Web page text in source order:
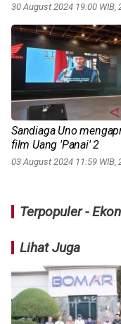
30 August 2024 19:00 WIB,
Sandiaga Uno
film Uang 'Panai' 2
03 August 2024 11:59 WIB,
Terpopuler -
Lihat Juga